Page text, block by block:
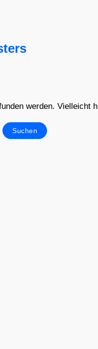
werden. Vielleicht